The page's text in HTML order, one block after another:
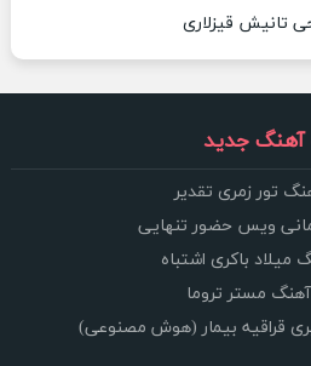
تانیش قیزلاری
جدید
تور زمری تقدیر
ویس حضور تنهایی
میلاد باکری اشتباه
آهنگ مستر تروما
قراقیه بیمار (هوش مصنوعی)